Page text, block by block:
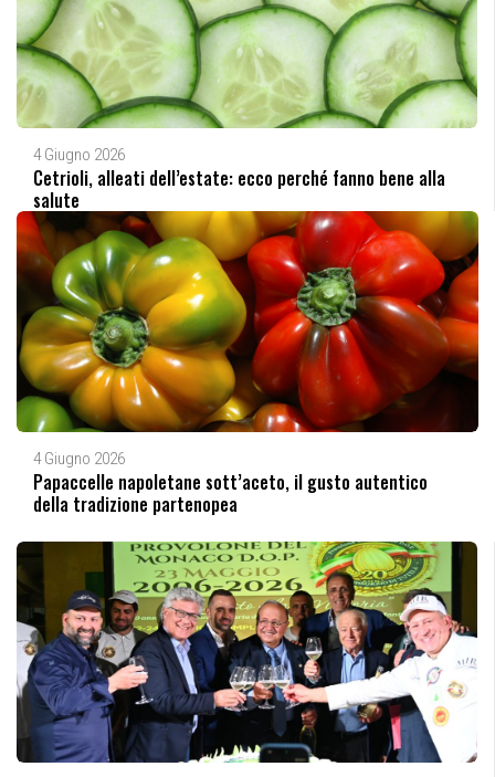
4 Giugno 2026
Cetrioli, alleati dell’estate: ecco perché fanno bene alla
salute
4 Giugno 2026
Papaccelle napoletane sott’aceto, il gusto autentico
della tradizione partenopea